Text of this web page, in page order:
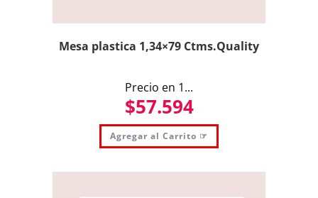
Mesa plastica 1,34×79 Ctms.Quality
Precio en 1...
$57.594
Agregar al Carrito ☞